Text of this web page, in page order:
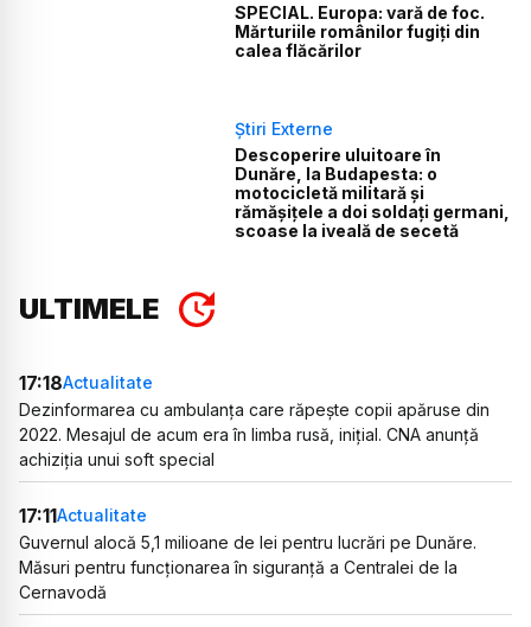
SPECIAL. Europa: vară de foc.
Mărturiile românilor fugiți din
calea flăcărilor
Știri Externe
Descoperire uluitoare în
Dunăre, la Budapesta: o
motocicletă militară și
rămășițele a doi soldați germani,
scoase la iveală de secetă
ULTIMELE
17:18Actualitate
Dezinformarea cu ambulanța care răpește copii apăruse din
2022. Mesajul de acum era în limba rusă, inițial. CNA anunță
achiziția unui soft special
17:11Actualitate
Guvernul alocă 5,1 milioane de lei pentru lucrări pe Dunăre.
Măsuri pentru funcționarea în siguranță a Centralei de la
Cernavodă